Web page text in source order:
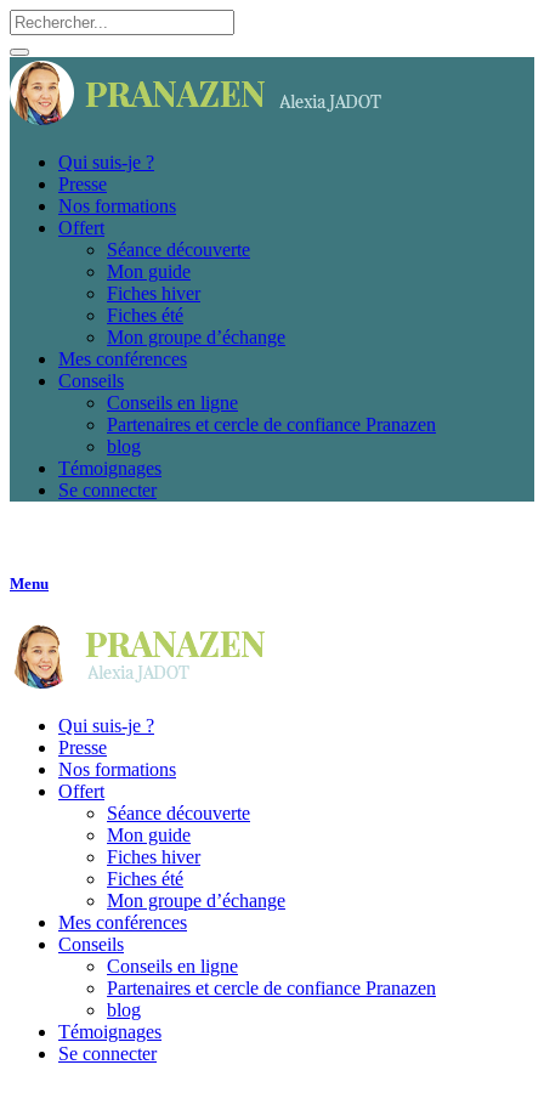
Qui suis-je ?
Presse
Nos formations
Offert
Séance découverte
Mon guide
Fiches hiver
Fiches été
Mon groupe d’échange
Mes conférences
Conseils
Conseils en ligne
Partenaires et cercle de confiance Pranazen
blog
Témoignages
Se connecter
Menu
Qui suis-je ?
Presse
Nos formations
Offert
Séance découverte
Mon guide
Fiches hiver
Fiches été
Mon groupe d’échange
Mes conférences
Conseils
Conseils en ligne
Partenaires et cercle de confiance Pranazen
blog
Témoignages
Se connecter